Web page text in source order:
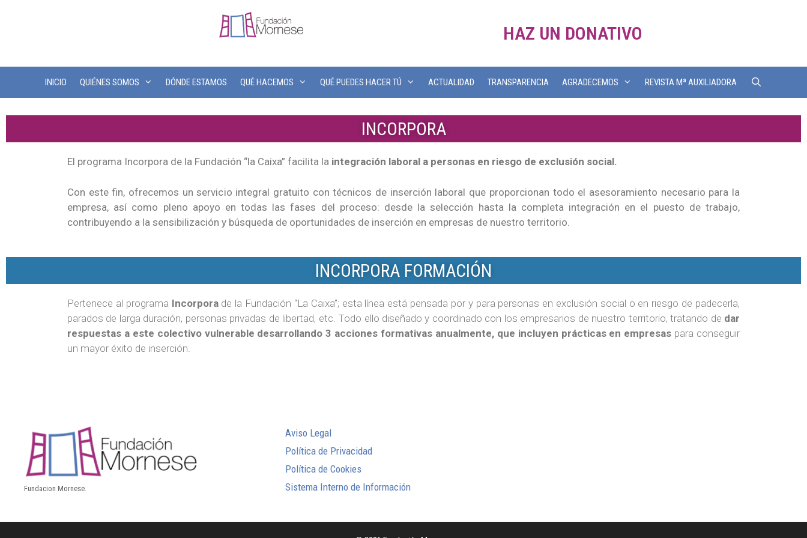
HAZ UN DONATIVO
INICIO QUIÉNES SOMOS DÓNDE ESTAMOS QUÉ HACEMOS QUÉ PUEDES HACER TÚ ACTUALIDAD TRANSPARENCIA AGRADECEMOS REVISTA Mª AUXILIADORA
INCORPORA
El programa Incorpora de la Fundación “la Caixa” facilita la integración laboral a personas en riesgo de exclusión social.
Con este fin, ofrecemos un servicio integral gratuito con técnicos de inserción laboral que proporcionan todo el asesoramiento necesario para la
empresa, así como pleno apoyo en todas las fases del proceso: desde la selección hasta la completa integración en el puesto de trabajo,
contribuyendo a la sensibilización y búsqueda de oportunidades de inserción en empresas de nuestro territorio.
INCORPORA FORMACIÓN
Pertenece al programa Incorporade la Fundación “La Caixa”; esta línea está pensada por y para personas en exclusión social o en riesgo de padecerla,
parados de larga duración, personas privadas de libertad, etc. Todo ello diseñado y coordinado con los empresarios de nuestro territorio, tratando de dar
respuestas a este colectivo vulnerable desarrollando 3 acciones formativas anualmente, que incluyen prácticas en empresas para conseguir
un mayor éxito de inserción.
Fundacion Mornese.
Aviso Legal
Política de Privacidad
Política de Cookies
Sistema Interno de Información